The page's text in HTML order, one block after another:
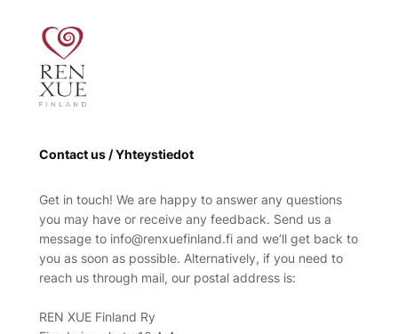
Contact us / Yhteystiedot
Get in touch! We are happy to answer any questions
you may have or receive any feedback. Send us a
message to info@renxuefinland.fi and we’ll get back to
you as soon as possible. Alternatively, if you need to
reach us through mail, our postal address is:
REN XUE Finland Ry